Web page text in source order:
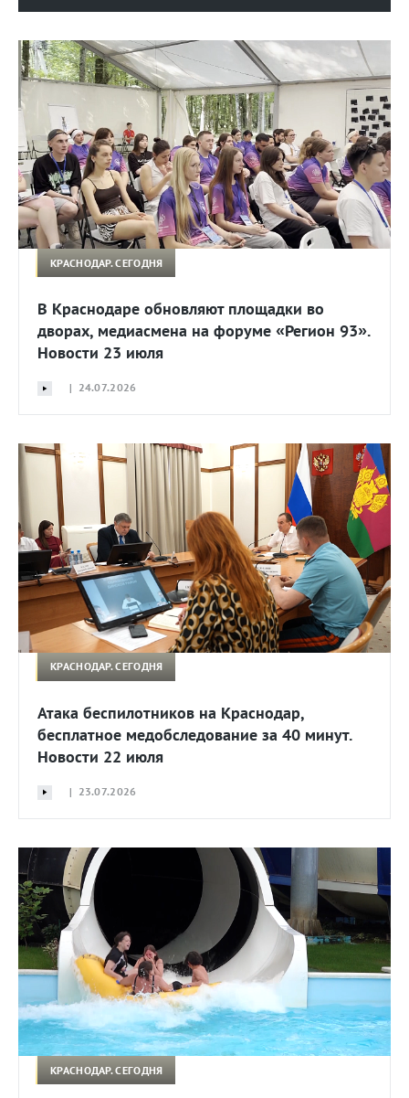
КРАСНОДАР. СЕГОДНЯ
В Краснодаре обновляют площадки во
дворах, медиасмена на форуме «Регион 93».
Новости 23 июля
| 24.07.2026
КРАСНОДАР. СЕГОДНЯ
Атака беспилотников на Краснодар,
бесплатное медобследование за 40 минут.
Новости 22 июля
| 23.07.2026
КРАСНОДАР. СЕГОДНЯ